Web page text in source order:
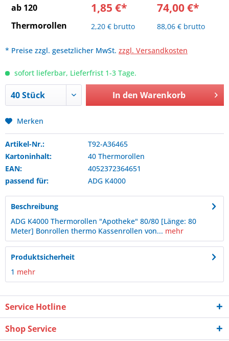
ab 120
Thermorollen
1,85 €*
2,20 € brutto
74,00 €*
88,06 € brutto
* Preise zzgl. gesetzlicher MwSt. zzgl. Versandkosten
sofort lieferbar, Lieferfrist 1-3 Tage.
In den Warenkorb
Merken
Artikel-Nr.:
T92-A36465
Kartoninhalt:
40 Thermorollen
EAN:
4052372364651
passend für:
ADG K4000
Beschreibung
ADG K4000 Thermorollen "Apotheke" 80/80 [Länge: 80
Meter] Bonrollen thermo Kassenrollen von... mehr
Produktsicherheit
1 mehr
Service Hotline
Shop Service